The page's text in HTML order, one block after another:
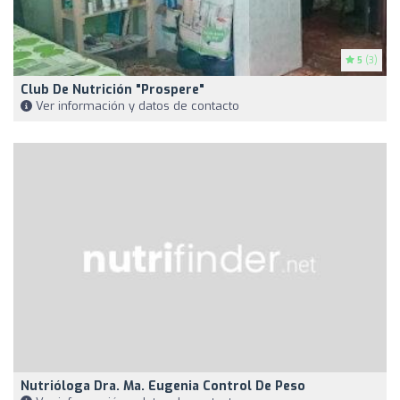
5 (3)
Club De Nutrición "Prospere"
Ver información y datos de contacto
Nutrióloga Dra. Ma. Eugenia Control De Peso